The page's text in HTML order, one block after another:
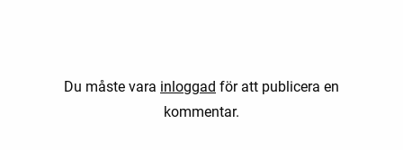
Du måste vara inloggad för att publicera en
kommentar.